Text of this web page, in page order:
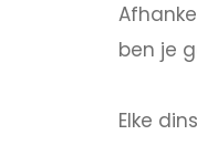
ben je
Elke